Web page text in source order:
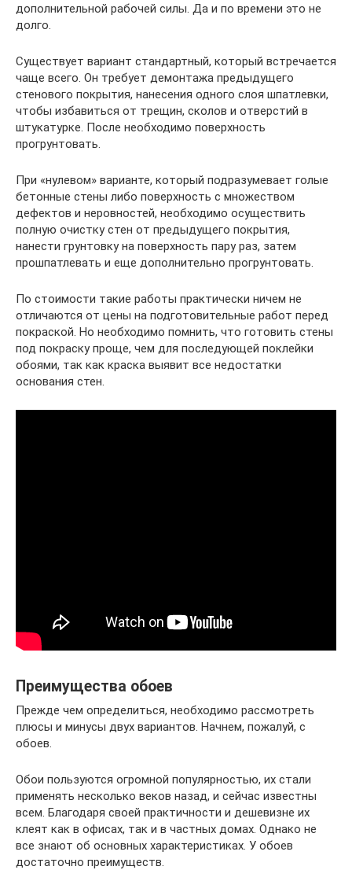
дополнительной рабочей силы. Да и по времени это не
долго.
Существует вариант стандартный, который встречается
чаще всего. Он требует демонтажа предыдущего
стенового покрытия, нанесения одного слоя шпатлевки,
чтобы избавиться от трещин, сколов и отверстий в
штукатурке. После необходимо поверхность
прогрунтовать.
При «нулевом» варианте, который подразумевает голые
бетонные стены либо поверхность с множеством
дефектов и неровностей, необходимо осуществить
полную очистку стен от предыдущего покрытия,
нанести грунтовку на поверхность пару раз, затем
прошпатлевать и еще дополнительно прогрунтовать.
По стоимости такие работы практически ничем не
отличаются от цены на подготовительные работ перед
покраской. Но необходимо помнить, что готовить стены
под покраску проще, чем для последующей поклейки
обоями, так как краска выявит все недостатки
основания стен.
Преимущества обоев
Прежде чем определиться, необходимо рассмотреть
плюсы и минусы двух вариантов. Начнем, пожалуй, с
обоев.
Обои пользуются огромной популярностью, их стали
применять несколько веков назад, и сейчас известны
всем. Благодаря своей практичности и дешевизне их
клеят как в офисах, так и в частных домах. Однако не
все знают об основных характеристиках. У обоев
достаточно преимуществ.